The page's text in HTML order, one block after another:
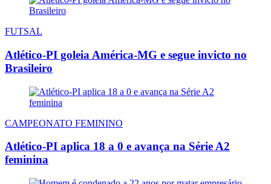
FUTSAL
Atlético-PI goleia América-MG e segue invicto no
Brasileiro
CAMPEONATO FEMININO
Atlético-PI aplica 18 a 0 e avança na Série A2
feminina